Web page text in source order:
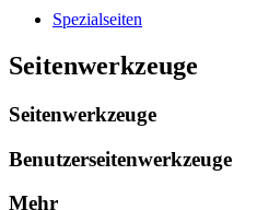
Spezialseiten
Seitenwerkzeuge
Seitenwerkzeuge
Benutzerseitenwerkzeuge
Mehr